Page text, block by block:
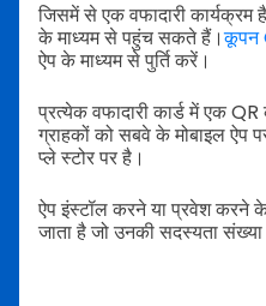
जिसमें से एक वफादारी
के माध्यम से पहुंच सकते हैं।कूपन
ऐप के माध्यम से पुर्ति करें।
प्रत्येक वफादारी कार्ड में एक
ग्राहकों को सबवे के मोबाइल ऐप
प्ले स्टोर पर है।
ऐप इंस्टॉल करने या प्रवेश करने
जाता है जो उनकी सदस्यता